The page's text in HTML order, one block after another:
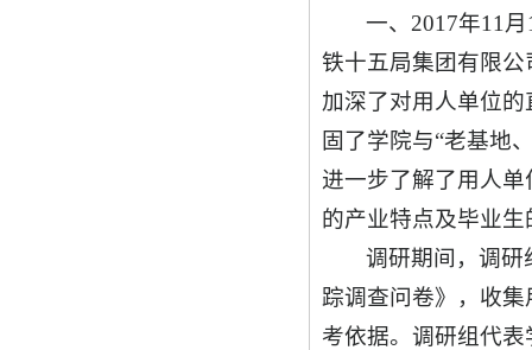
一、2017年11
铁十五局集团有限
加深了对用人单位
固了学院与“老基地
进一步了解了用人
的产业特点及毕业
调研期间，调研
踪调查问卷》，收
考依据。调研组代